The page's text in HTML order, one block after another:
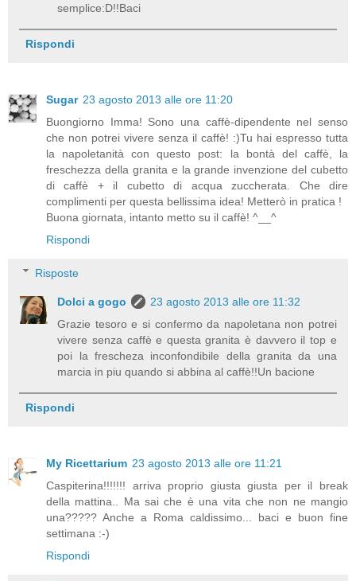
semplice:D!!Baci
Rispondi
Sugar 23 agosto 2013 alle ore 11:20
Buongiorno Imma! Sono una caffè-dipendente nel senso
che non potrei vivere senza il caffè! :)Tu hai espresso tutta
la napoletanità con questo post: la bontà del caffè, la
freschezza della granita e la grande invenzione del cubetto
di caffè + il cubetto di acqua zuccherata. Che dire
complimenti per questa bellissima idea! Metterò in pratica !
Buona giornata, intanto metto su il caffè! ^__^
Rispondi
Risposte
Dolci a gogo
23 agosto 2013 alle ore 11:32
Grazie tesoro e si confermo da napoletana non potrei
vivere senza caffè e questa granita è davvero il top e
poi la frescheza inconfondibile della granita da una
marcia in piu quando si abbina al caffè!!Un bacione
Rispondi
My Ricettarium 23 agosto 2013 alle ore 11:21
Caspiterina!!!!!!! arriva proprio giusta giusta per il break
della mattina.. Ma sai che è una vita che non ne mangio
una????? Anche a Roma caldissimo... baci e buon fine
settimana :-)
Rispondi